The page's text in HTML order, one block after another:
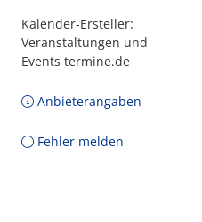
Kalender-Ersteller:
Veranstaltungen und
Events termine.de
Anbieterangaben
Fehler melden